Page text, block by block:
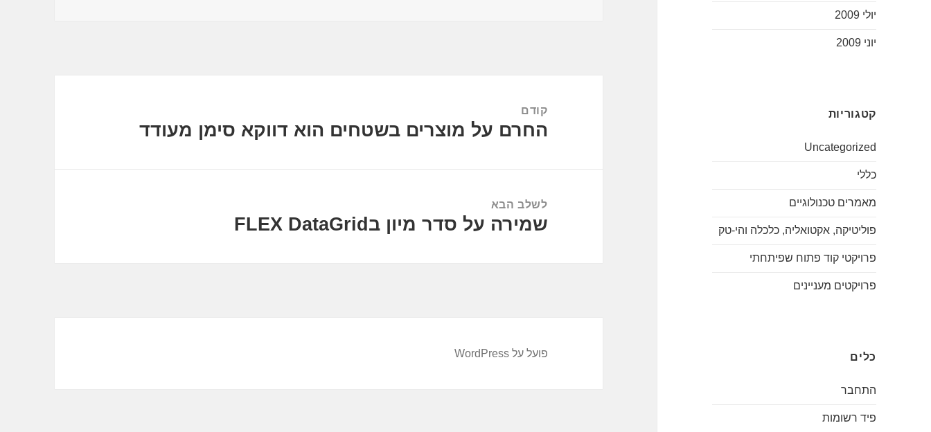
יולי 2009
יוני 2009
קטגוריות
Uncategorized
כללי
מאמרים טכנולוגיים
פוליטיקה, אקטואליה, כלכלה והי-טק
פרויקטי קוד פתוח שפיתחתי
פרויקטים מעניינים
כלים
התחבר
פיד רשומות
קודם
הפוסט
החרם על מוצרים בשטחים הוא דווקא סימן מעודד
לשלב הבא
הפוסט
שמירה על סדר מיון בFLEX DataGrid
פועל על WordPress